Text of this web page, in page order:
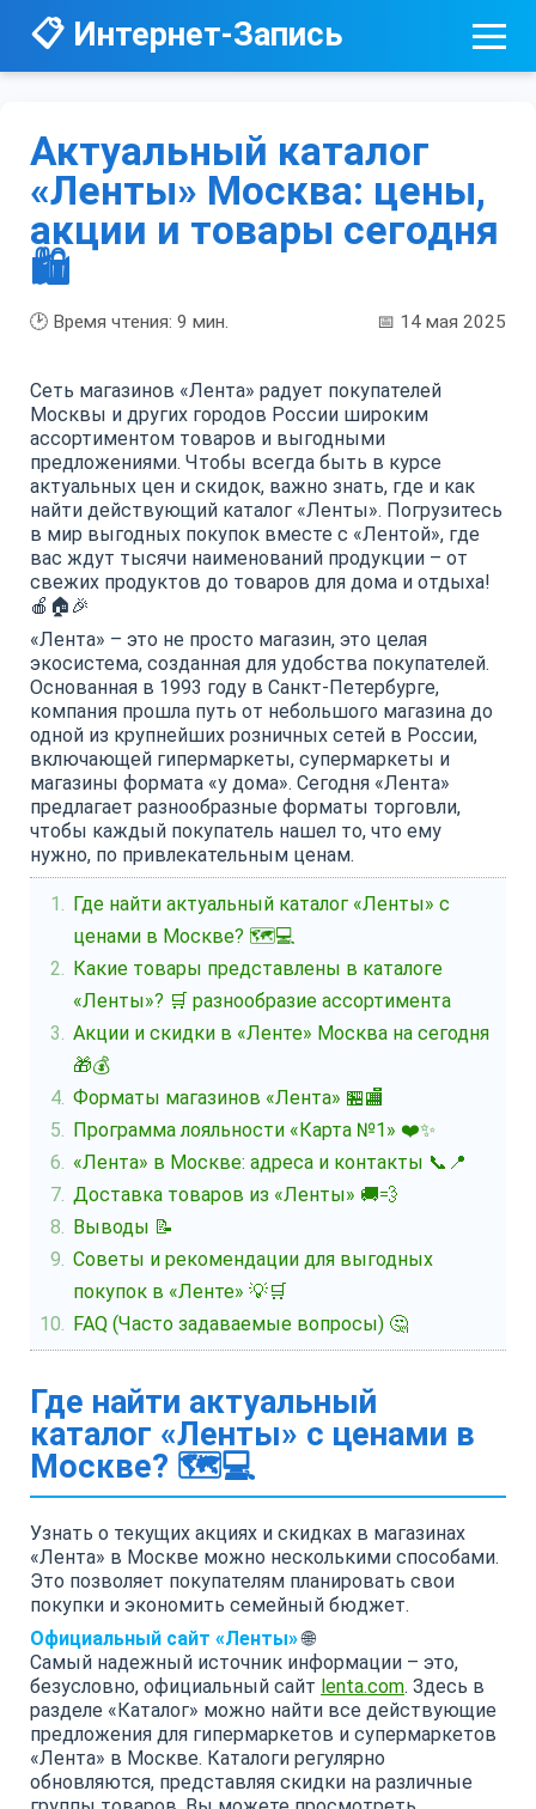
📋 Интернет-Запись
Актуальный каталог
«Ленты» Москва: цены,
акции и товары сегодня
🛍️
🕑 Время чтения: 9 мин. 📅 14 мая 2025
Сеть магазинов «Лента» радует покупателей
Москвы и других городов России широким
ассортиментом товаров и выгодными
предложениями. Чтобы всегда быть в курсе
актуальных цен и скидок, важно знать, где и как
найти действующий каталог «Ленты». Погрузитесь
в мир выгодных покупок вместе с «Лентой», где
вас ждут тысячи наименований продукции – от
свежих продуктов до товаров для дома и отдыха!
🍎🏠🎉
«Лента» – это не просто магазин, это целая
экосистема, созданная для удобства покупателей.
Основанная в 1993 году в Санкт-Петербурге,
компания прошла путь от небольшого магазина до
одной из крупнейших розничных сетей в России,
включающей гипермаркеты, супермаркеты и
магазины формата «у дома». Сегодня «Лента»
предлагает разнообразные форматы торговли,
чтобы каждый покупатель нашел то, что ему
нужно, по привлекательным ценам.
Где найти актуальный каталог «Ленты» с
ценами в Москве? 🗺️💻
Какие товары представлены в каталоге
«Ленты»? 🛒 разнообразие ассортимента
Акции и скидки в «Ленте» Москва на сегодня
🎁💰
Форматы магазинов «Лента» 🏪🏬
Программа лояльности «Карта №1» ❤️✨
«Лента» в Москве: адреса и контакты 📞📍
Доставка товаров из «Ленты» 🚚💨
Выводы 📝
Советы и рекомендации для выгодных
покупок в «Ленте» 💡🛒
FAQ (Часто задаваемые вопросы) 🤔
Где найти актуальный
каталог «Ленты» с ценами в
Москве? 🗺️💻
Узнать о текущих акциях и скидках в магазинах
«Лента» в Москве можно несколькими способами.
Это позволяет покупателям планировать свои
покупки и экономить семейный бюджет.
Официальный сайт «Ленты»🌐
Самый надежный источник информации – это,
безусловно, официальный сайт lenta.com. Здесь в
разделе «Каталог» можно найти все действующие
предложения для гипермаркетов и супермаркетов
«Лента» в Москве. Каталоги регулярно
обновляются, представляя скидки на различные